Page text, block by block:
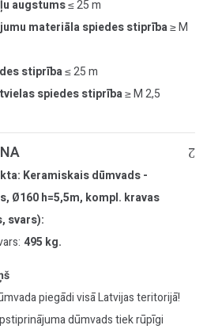
augstums≤ 25 m
materiāla spiedes stiprība≥ M
stiprība≤ 25 m
spiedes stiprība≥ M 2,5
Keramiskais dūmvads -
Ø160 h=5,5m, kompl. kravas
svars):
495 kg.
piegādi visā Latvijas teritorijā!
dūmvads tiek rūpīgi